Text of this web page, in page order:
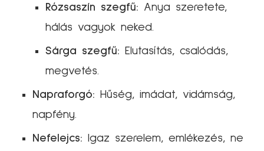
Rózsaszín szegfű: Anya szeretete,
hálás vagyok neked.
Sárga szegfű: Elutasítás, csalódás,
megvetés.
Napraforgó: Hűség, imádat, vidámság,
napfény.
Nefelejcs: Igaz szerelem, emlékezés, ne